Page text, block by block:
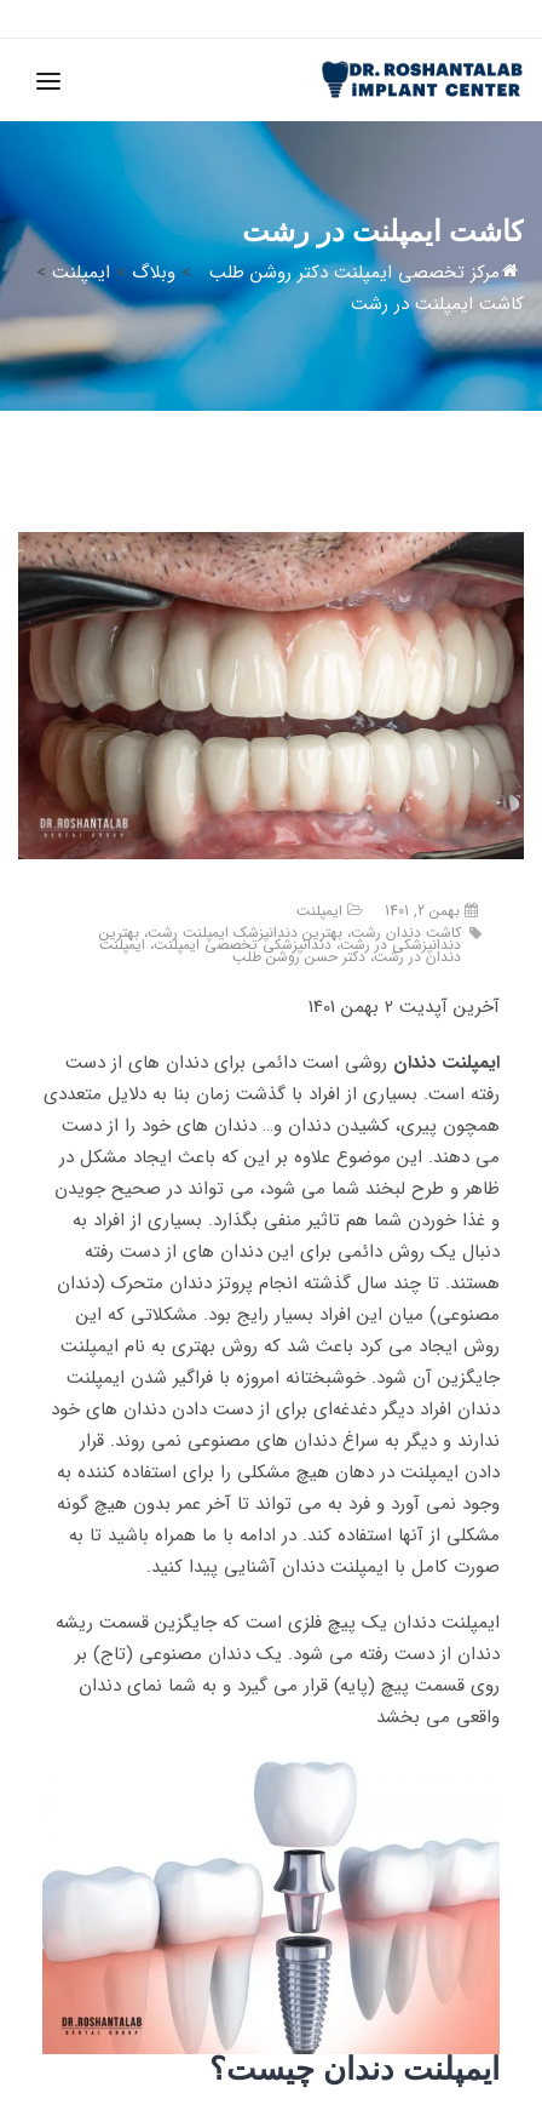
کاشت ایمپلنت در رشت
مرکز تخصصی ایمپلنت دکتر روشن طلب >وبلاگ > ایمپلنت >
کاشت ایمپلنت در رشت
بهمن 2, 1401
ایمپلنت
کاشت دندان رشت، بهترین دندانپزشک ایمپلنت رشت، بهترین
دندانپزشکی در رشت، دندانپزشکی تخصصی ایمپلنت، ایمپلنت
دندان در رشت، دکتر حسن روشن طلب
آخرین آپدیت 2 بهمن 1401
ایمپلنت دندان روشی است دائمی برای دندان های از دست
رفته است. بسیاری از افراد با گذشت زمان بنا به دلایل متعددی
همچون پیری، کشیدن دندان و… دندان های خود را از دست
می دهند. این موضوع علاوه بر این که باعث ایجاد مشکل در
ظاهر و طرح لبخند شما می شود، می تواند در صحیح جویدن
و غذا خوردن شما هم تاثیر منفی بگذارد. بسیاری از افراد به
دنبال یک روش دائمی برای این دندان های از دست رفته
هستند. تا چند سال گذشته انجام پروتز دندان متحرک (دندان
مصنوعی) میان این افراد بسیار رایج بود. مشکلاتی که این
روش ایجاد می کرد باعث شد که روش بهتری به نام ایمپلنت
جایگزین آن شود. خوشبختانه امروزه با فراگیر شدن ایمپلنت
دندان افراد دیگر دغدغه‌ای برای از دست دادن دندان های خود
ندارند و دیگر به سراغ دندان های مصنوعی نمی روند. قرار
دادن ایمپلنت در دهان هیچ مشکلی را برای استفاده کننده به
وجود نمی آورد و فرد به می تواند تا آخر عمر بدون هیچ گونه
مشکلی از آنها استفاده کند. در ادامه با ما همراه باشید تا به
صورت کامل با ایمپلنت دندان آشنایی پیدا کنید.
ایمپلنت دندان یک پیچ فلزی است که جایگزین قسمت ریشه
دندان از دست رفته می شود. یک دندان مصنوعی (تاج) بر
روی قسمت پیچ (پایه) قرار می گیرد و به شما نمای دندان
واقعی می بخشد
ایمپلنت دندان چیست؟